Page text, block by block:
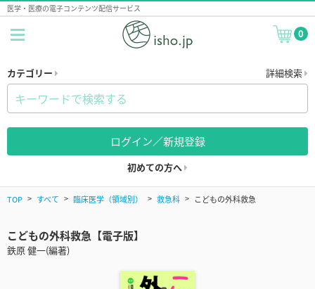
医学・医療の電子コンテンツ配信サービス
0
カテゴリー 詳細検索
ログイン／新規登録
初めての方へ
TOP すべて 臨床医学（領域別） 救急科 こどもの外科救急
こどもの外科救急【電子版】
鉄原 健一(編著)